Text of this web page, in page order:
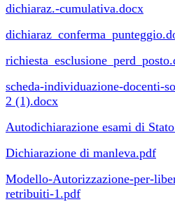
dichiaraz.-cumulativa.docx
scheda-individuazione-docenti-
2 (1).docx
Autodichiarazione esami di
Dichiarazione di manleva.pdf
Modello-Autorizzazione-per-
retribuiti-1.pdf